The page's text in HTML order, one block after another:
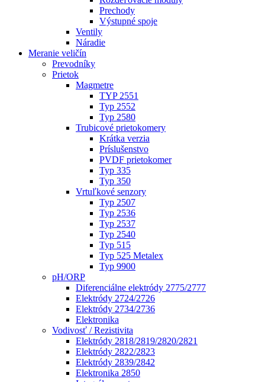
Prechody
Výstupné spoje
Ventily
Náradie
Meranie veličín
Prevodníky
Prietok
Magmetre
TYP 2551
Typ 2552
Typ 2580
Trubicové prietokomery
Krátka verzia
Príslušenstvo
PVDF prietokomer
Typ 335
Typ 350
Vrtuľkové senzory
Typ 2507
Typ 2536
Typ 2537
Typ 2540
Typ 515
Typ 525 Metalex
Typ 9900
pH/ORP
Diferenciálne elektródy 2775/2777
Elektródy 2724/2726
Elektródy 2734/2736
Elektronika
Vodivosť / Rezistivita
Elektródy 2818/2819/2820/2821
Elektródy 2822/2823
Elektródy 2839/2842
Elektronika 2850